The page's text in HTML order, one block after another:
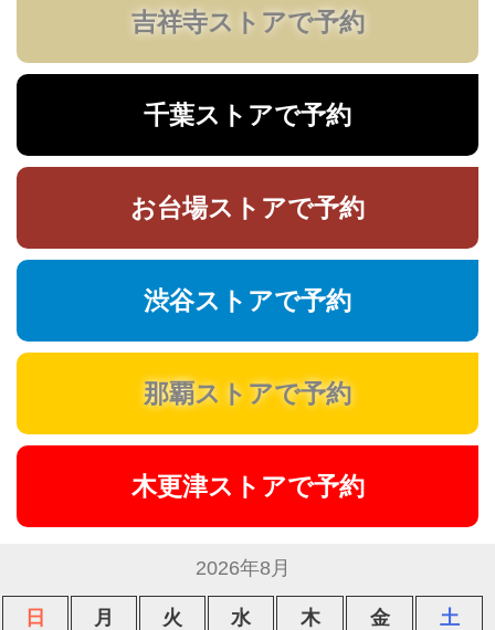
吉祥寺ストアで予約
千葉ストアで予約
お台場ストアで予約
渋谷ストアで予約
那覇ストアで予約
木更津ストアで予約
2026年8月
日 月 火 水 木 金 土